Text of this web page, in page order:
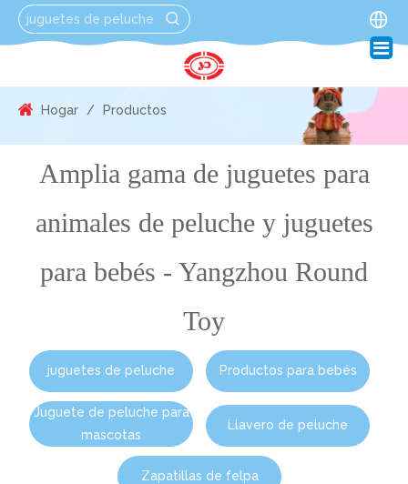
Hogar / Productos
Amplia gama de juguetes para
animales de peluche y juguetes
para bebés - Yangzhou Round
Toy
juguetes de peluche Productos para bebés
Juguete de peluche para
mascotas
Llavero de peluche
Zapatillas de felpa